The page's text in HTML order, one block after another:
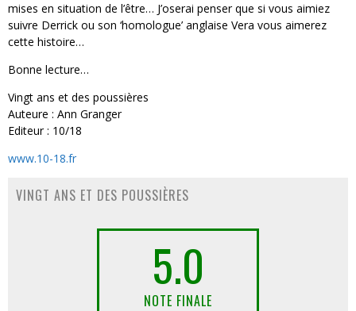
mises en situation de l’être… J’oserai penser que si vous aimiez
suivre Derrick ou son ‘homologue’ anglaise Vera vous aimerez
cette histoire…
Bonne lecture…
Vingt ans et des poussières
Auteure : Ann Granger
Editeur : 10/18
www.10-18.fr
VINGT ANS ET DES POUSSIÈRES
5.0
NOTE FINALE